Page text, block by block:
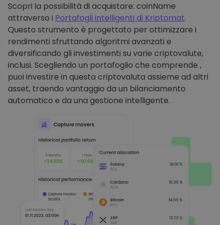
Scopri la possibilità di acquistare: coinName
attraverso i Portafogli intelligenti di Kriptomat.
Questo strumento è progettato per ottimizzare i
rendimenti sfruttando algoritmi avanzati e
diversificando gli investimenti su varie criptovalute,
inclusi. Scegliendo un portafoglio che comprende ,
puoi investire in questa criptovaluta assieme ad altri
asset, traendo vantaggio da un bilanciamento
automatico e da una gestione intelligente.